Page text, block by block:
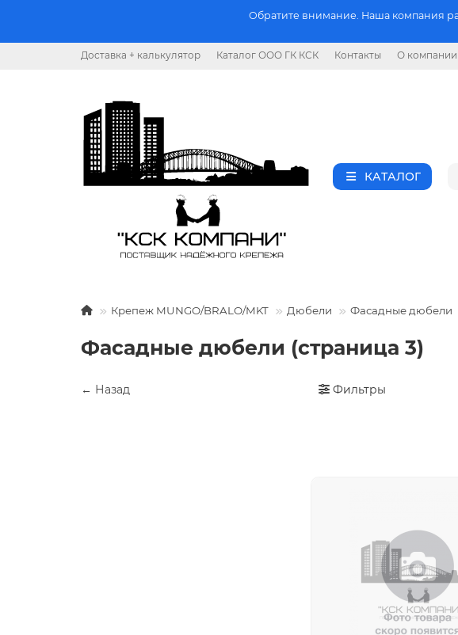
Обратите внимание. Наша компания
Доставка + калькулятор Каталог ООО ГК КСК Контакты О компании
КАТАЛОГ
Крепеж MUNGO/BRALO/MKT Дюбели Фасадные дюбели
Фасадные дюбели (страница 3)
← Назад Фильтры